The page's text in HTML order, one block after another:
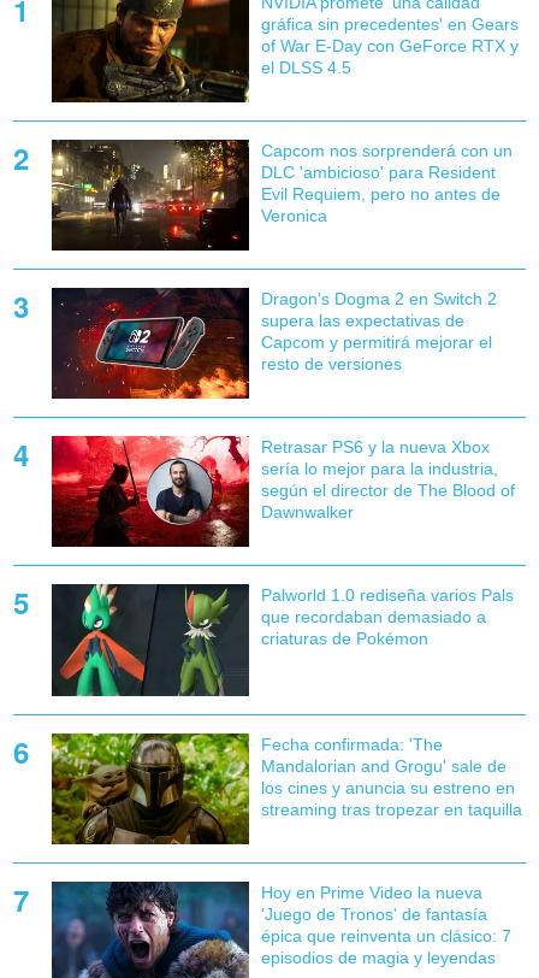
gráfica sin precedentes' en Gears
of War E-Day con GeForce RTX y
el DLSS 4.5
Capcom nos sorprenderá con un
DLC 'ambicioso' para Resident
Evil Requiem, pero no antes de
Veronica
Dragon's Dogma 2 en Switch 2
supera las expectativas de
Capcom y permitirá mejorar el
resto de versiones
Retrasar PS6 y la nueva Xbox
sería lo mejor para la industria,
según el director de The Blood of
Dawnwalker
Palworld 1.0 rediseña varios Pals
que recordaban demasiado a
criaturas de Pokémon
Fecha confirmada: 'The
Mandalorian and Grogu' sale de
los cines y anuncia su estreno en
streaming tras tropezar en taquilla
Hoy en Prime Video la nueva
'Juego de Tronos' de fantasía
épica que reinventa un clásico: 7
episodios de magia y leyendas